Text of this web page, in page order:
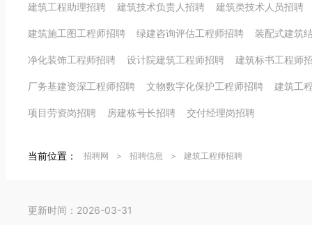
建筑工程助理招聘 建筑技术负责人招聘 建筑类技术人员招聘
建筑施工图工程师招聘 绿建咨询评估工程师招聘 装配式建筑
净化装饰工程师招聘 设计院建筑工程师招聘 建筑标书工程师
厂务基建资深工程师招聘 文物数字化保护工程师招聘 建筑工
项目劳资岗招聘 房建栋号长招聘 交付经理岗招聘
当前位置： 招聘网 > 招聘信息 > 建筑工程师招聘
更新时间：2026-03-31